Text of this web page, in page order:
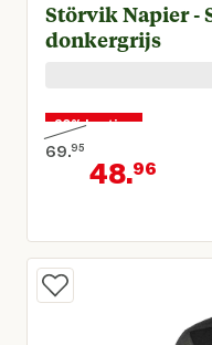
Störvik Napier -
donkergrijs
30% korting
69.95
Oorspronkelijke prijs
48.96